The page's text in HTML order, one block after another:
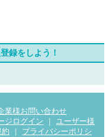
録をしよう！
業様お問い合わせ
ジログイン ｜
ユーザー様
｜ プライバシーポリシ